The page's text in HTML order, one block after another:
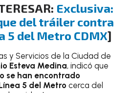
Exclusiva:
del tráiler contra
5 del Metro CDMX]
y Servicios de la Ciudad de
Esteva Medina, indicó que
se han encontrado
5 del Metro cerca del